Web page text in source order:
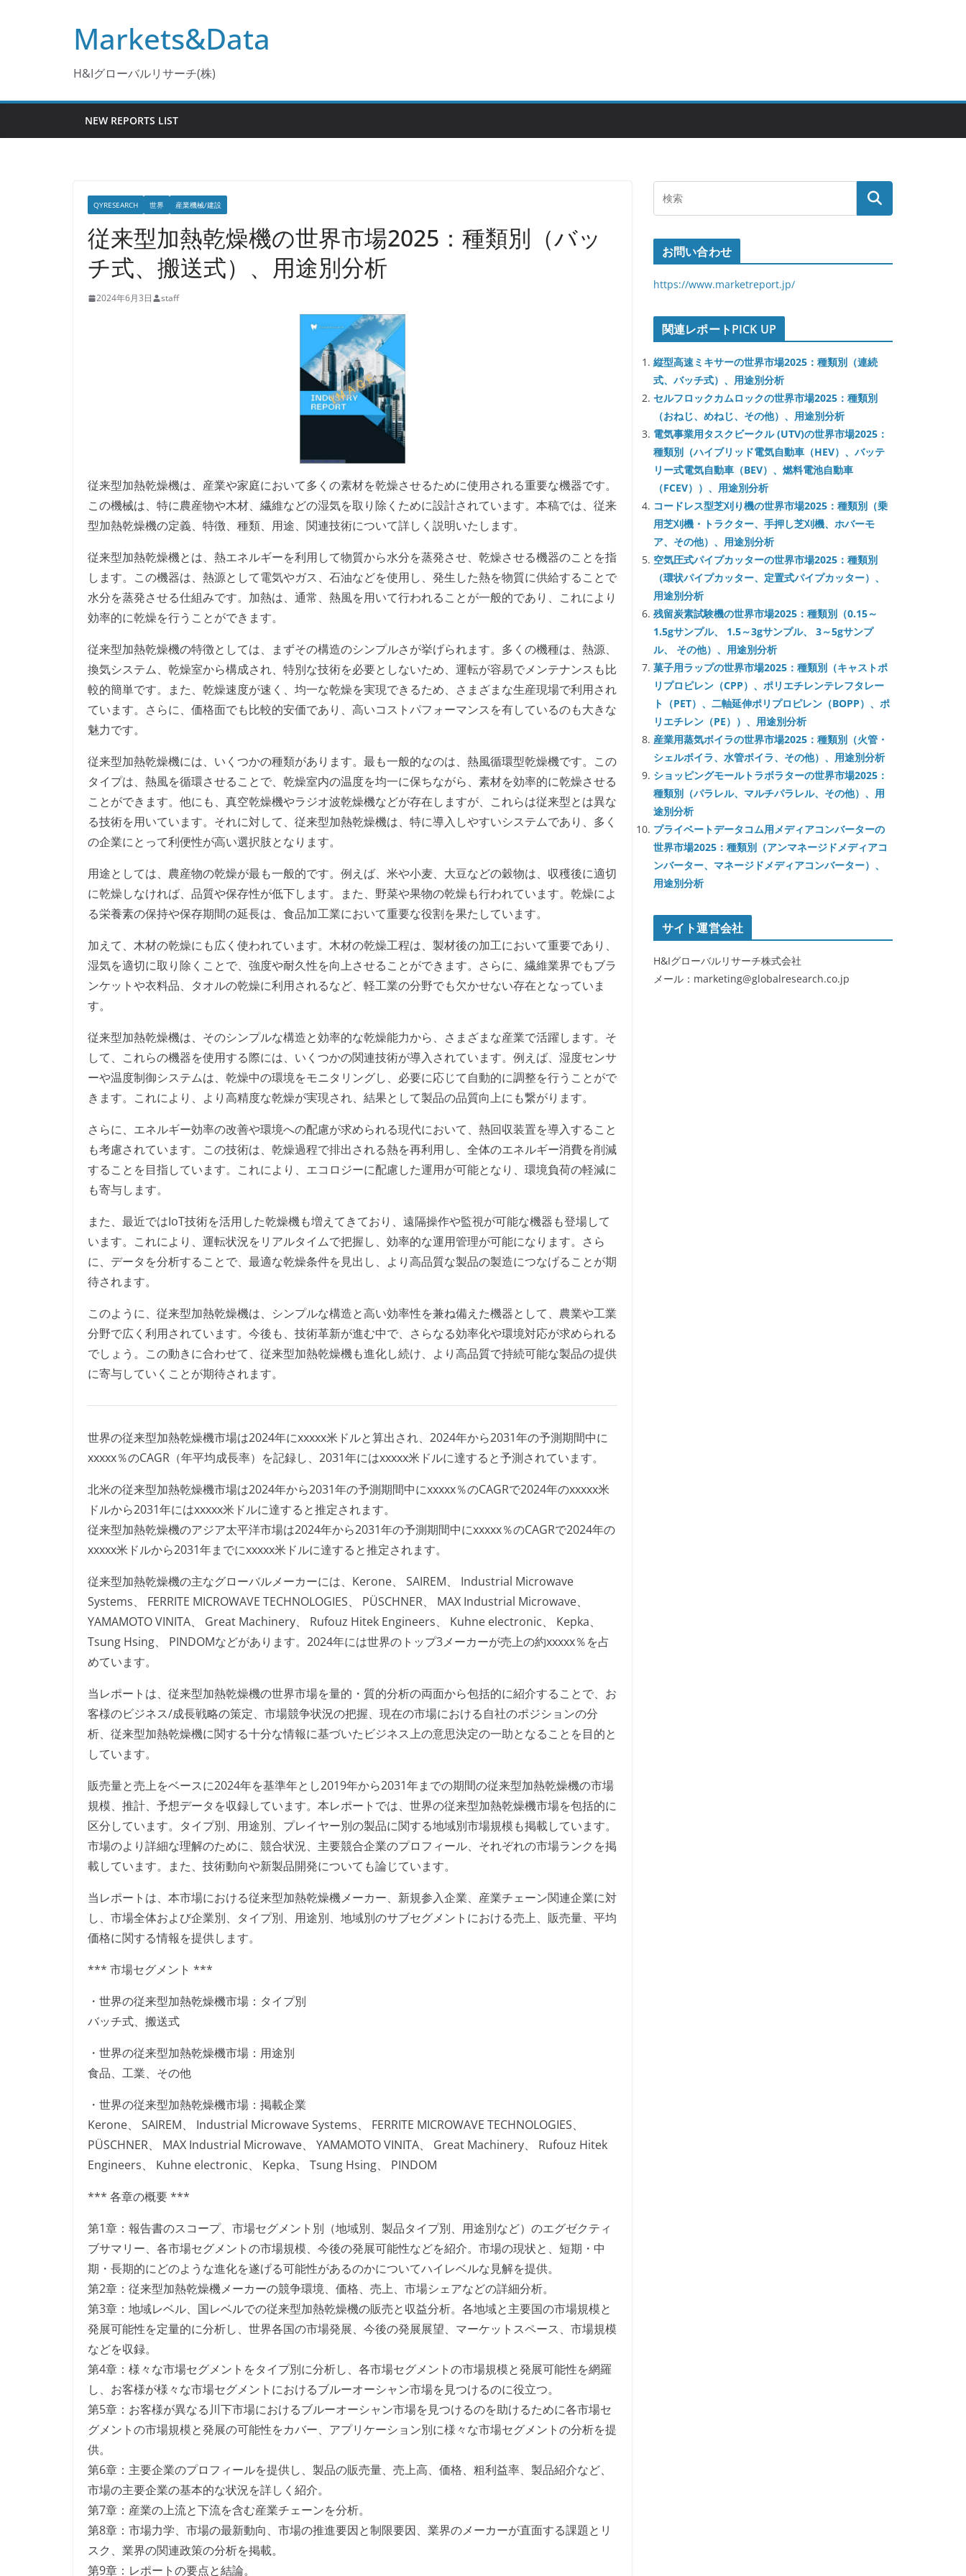
Markets&Data
H&Iグローバルリサーチ(株)
NEW REPORTS LIST
QYRESEARCH 世界 産業機械/建設
従来型加熱乾燥機の世界市場2025：種類別（バッ
チ式、搬送式）、用途別分析
2024年6月3日 staff
従来型加熱乾燥機は、産業や家庭において多くの素材を乾燥させるために使用される重要な機器です。
この機械は、特に農産物や木材、繊維などの湿気を取り除くために設計されています。本稿では、従来
型加熱乾燥機の定義、特徴、種類、用途、関連技術について詳しく説明いたします。
従来型加熱乾燥機とは、熱エネルギーを利用して物質から水分を蒸発させ、乾燥させる機器のことを指
します。この機器は、熱源として電気やガス、石油などを使用し、発生した熱を物質に供給することで
水分を蒸発させる仕組みです。加熱は、通常、熱風を用いて行われることが一般的であり、これにより
効率的に乾燥を行うことができます。
従来型加熱乾燥機の特徴としては、まずその構造のシンプルさが挙げられます。多くの機種は、熱源、
換気システム、乾燥室から構成され、特別な技術を必要としないため、運転が容易でメンテナンスも比
較的簡単です。また、乾燥速度が速く、均一な乾燥を実現できるため、さまざまな生産現場で利用され
ています。さらに、価格面でも比較的安価であり、高いコストパフォーマンスを有しているのも大きな
魅力です。
従来型加熱乾燥機には、いくつかの種類があります。最も一般的なのは、熱風循環型乾燥機です。この
タイプは、熱風を循環させることで、乾燥室内の温度を均一に保ちながら、素材を効率的に乾燥させる
ことができます。他にも、真空乾燥機やラジオ波乾燥機などが存在しますが、これらは従来型とは異な
る技術を用いています。それに対して、従来型加熱乾燥機は、特に導入しやすいシステムであり、多く
の企業にとって利便性が高い選択肢となります。
用途としては、農産物の乾燥が最も一般的です。例えば、米や小麦、大豆などの穀物は、収穫後に適切
に乾燥しなければ、品質や保存性が低下します。また、野菜や果物の乾燥も行われています。乾燥によ
る栄養素の保持や保存期間の延長は、食品加工業において重要な役割を果たしています。
加えて、木材の乾燥にも広く使われています。木材の乾燥工程は、製材後の加工において重要であり、
湿気を適切に取り除くことで、強度や耐久性を向上させることができます。さらに、繊維業界でもブラ
ンケットや衣料品、タオルの乾燥に利用されるなど、軽工業の分野でも欠かせない存在となっていま
す。
従来型加熱乾燥機は、そのシンプルな構造と効率的な乾燥能力から、さまざまな産業で活躍します。そ
して、これらの機器を使用する際には、いくつかの関連技術が導入されています。例えば、湿度センサ
ーや温度制御システムは、乾燥中の環境をモニタリングし、必要に応じて自動的に調整を行うことがで
きます。これにより、より高精度な乾燥が実現され、結果として製品の品質向上にも繋がります。
さらに、エネルギー効率の改善や環境への配慮が求められる現代において、熱回収装置を導入すること
も考慮されています。この技術は、乾燥過程で排出される熱を再利用し、全体のエネルギー消費を削減
することを目指しています。これにより、エコロジーに配慮した運用が可能となり、環境負荷の軽減に
も寄与します。
また、最近ではIoT技術を活用した乾燥機も増えてきており、遠隔操作や監視が可能な機器も登場して
います。これにより、運転状況をリアルタイムで把握し、効率的な運用管理が可能になります。さら
に、データを分析することで、最適な乾燥条件を見出し、より高品質な製品の製造につなげることが期
待されます。
このように、従来型加熱乾燥機は、シンプルな構造と高い効率性を兼ね備えた機器として、農業や工業
分野で広く利用されています。今後も、技術革新が進む中で、さらなる効率化や環境対応が求められる
でしょう。この動きに合わせて、従来型加熱乾燥機も進化し続け、より高品質で持続可能な製品の提供
に寄与していくことが期待されます。
世界の従来型加熱乾燥機市場は2024年にxxxxx米ドルと算出され、2024年から2031年の予測期間中に
xxxxx％のCAGR（年平均成長率）を記録し、2031年にはxxxxx米ドルに達すると予測されています。
北米の従来型加熱乾燥機市場は2024年から2031年の予測期間中にxxxxx％のCAGRで2024年のxxxxx米
ドルから2031年にはxxxxx米ドルに達すると推定されます。
従来型加熱乾燥機のアジア太平洋市場は2024年から2031年の予測期間中にxxxxx％のCAGRで2024年の
xxxxx米ドルから2031年までにxxxxx米ドルに達すると推定されます。
従来型加熱乾燥機の主なグローバルメーカーには、Kerone、 SAIREM、 Industrial Microwave
Systems、 FERRITE MICROWAVE TECHNOLOGIES、 PÜSCHNER、 MAX Industrial Microwave、
YAMAMOTO VINITA、 Great Machinery、 Rufouz Hitek Engineers、 Kuhne electronic、 Kepka、
Tsung Hsing、 PINDOMなどがあります。2024年には世界のトップ3メーカーが売上の約xxxxx％を占
めています。
当レポートは、従来型加熱乾燥機の世界市場を量的・質的分析の両面から包括的に紹介することで、お
客様のビジネス/成長戦略の策定、市場競争状況の把握、現在の市場における自社のポジションの分
析、従来型加熱乾燥機に関する十分な情報に基づいたビジネス上の意思決定の一助となることを目的と
しています。
販売量と売上をベースに2024年を基準年とし2019年から2031年までの期間の従来型加熱乾燥機の市場
規模、推計、予想データを収録しています。本レポートでは、世界の従来型加熱乾燥機市場を包括的に
区分しています。タイプ別、用途別、プレイヤー別の製品に関する地域別市場規模も掲載しています。
市場のより詳細な理解のために、競合状況、主要競合企業のプロフィール、それぞれの市場ランクを掲
載しています。また、技術動向や新製品開発についても論じています。
当レポートは、本市場における従来型加熱乾燥機メーカー、新規参入企業、産業チェーン関連企業に対
し、市場全体および企業別、タイプ別、用途別、地域別のサブセグメントにおける売上、販売量、平均
価格に関する情報を提供します。
*** 市場セグメント ***
・世界の従来型加熱乾燥機市場：タイプ別
バッチ式、搬送式
・世界の従来型加熱乾燥機市場：用途別
食品、工業、その他
・世界の従来型加熱乾燥機市場：掲載企業
Kerone、 SAIREM、 Industrial Microwave Systems、 FERRITE MICROWAVE TECHNOLOGIES、
PÜSCHNER、 MAX Industrial Microwave、 YAMAMOTO VINITA、 Great Machinery、 Rufouz Hitek
Engineers、 Kuhne electronic、 Kepka、 Tsung Hsing、 PINDOM
*** 各章の概要 ***
第1章：報告書のスコープ、市場セグメント別（地域別、製品タイプ別、用途別など）のエグゼクティ
ブサマリー、各市場セグメントの市場規模、今後の発展可能性などを紹介。市場の現状と、短期・中
期・長期的にどのような進化を遂げる可能性があるのかについてハイレベルな見解を提供。
第2章：従来型加熱乾燥機メーカーの競争環境、価格、売上、市場シェアなどの詳細分析。
第3章：地域レベル、国レベルでの従来型加熱乾燥機の販売と収益分析。各地域と主要国の市場規模と
発展可能性を定量的に分析し、世界各国の市場発展、今後の発展展望、マーケットスペース、市場規模
などを収録。
第4章：様々な市場セグメントをタイプ別に分析し、各市場セグメントの市場規模と発展可能性を網羅
し、お客様が様々な市場セグメントにおけるブルーオーシャン市場を見つけるのに役立つ。
第5章：お客様が異なる川下市場におけるブルーオーシャン市場を見つけるのを助けるために各市場セ
グメントの市場規模と発展の可能性をカバー、アプリケーション別に様々な市場セグメントの分析を提
供。
第6章：主要企業のプロフィールを提供し、製品の販売量、売上高、価格、粗利益率、製品紹介など、
市場の主要企業の基本的な状況を詳しく紹介。
第7章：産業の上流と下流を含む産業チェーンを分析。
第8章：市場力学、市場の最新動向、市場の推進要因と制限要因、業界のメーカーが直面する課題とリ
スク、業界の関連政策の分析を掲載。
第9章：レポートの要点と結論。
お問い合わせ
https://www.marketreport.jp/
関連レポートPICK UP
縦型高速ミキサーの世界市場2025：種類別（連続
式、バッチ式）、用途別分析
セルフロックカムロックの世界市場2025：種類別
（おねじ、めねじ、その他）、用途別分析
電気事業用タスクビークル (UTV)の世界市場2025：
種類別（ハイブリッド電気自動車（HEV）、バッテ
リー式電気自動車（BEV）、燃料電池自動車
（FCEV））、用途別分析
コードレス型芝刈り機の世界市場2025：種類別（乗
用芝刈機・トラクター、手押し芝刈機、ホバーモ
ア、その他）、用途別分析
空気圧式パイプカッターの世界市場2025：種類別
（環状パイプカッター、定置式パイプカッター）、
用途別分析
残留炭素試験機の世界市場2025：種類別（0.15～
1.5gサンプル、 1.5～3gサンプル、 3～5gサンプ
ル、 その他）、用途別分析
菓子用ラップの世界市場2025：種類別（キャストポ
リプロピレン（CPP）、ポリエチレンテレフタレー
ト（PET）、二軸延伸ポリプロピレン（BOPP）、ポ
リエチレン（PE））、用途別分析
産業用蒸気ボイラの世界市場2025：種類別（火管・
シェルボイラ、水管ボイラ、その他）、用途別分析
ショッピングモールトラボラターの世界市場2025：
種類別（パラレル、マルチパラレル、その他）、用
途別分析
プライベートデータコム用メディアコンバーターの
世界市場2025：種類別（アンマネージドメディアコ
ンバーター、マネージドメディアコンバーター）、
用途別分析
サイト運営会社
H&Iグローバルリサーチ株式会社
メール：marketing@globalresearch.co.jp